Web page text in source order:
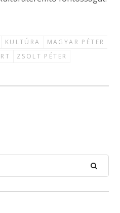
KULTÚRA
MAGYAR PÉTER
ZSOLT PÉTER